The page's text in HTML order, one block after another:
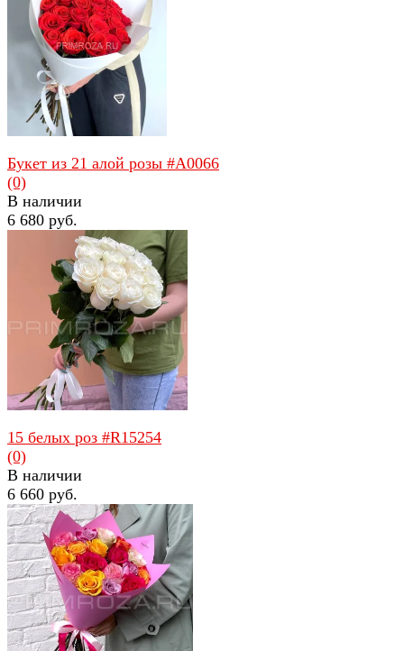
избранное сравнить
избранное сравнить
Букет из 21 алой розы #А0066
(0)
В наличии
6 680 руб.
избранное сравнить
15 белых роз #R15254
(0)
В наличии
6 660 руб.